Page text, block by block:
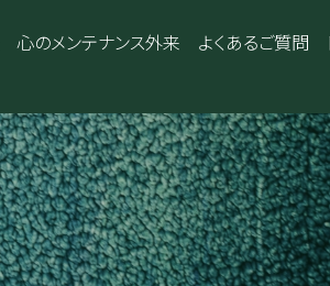
心のメンテナンス外来 よくあるご質問